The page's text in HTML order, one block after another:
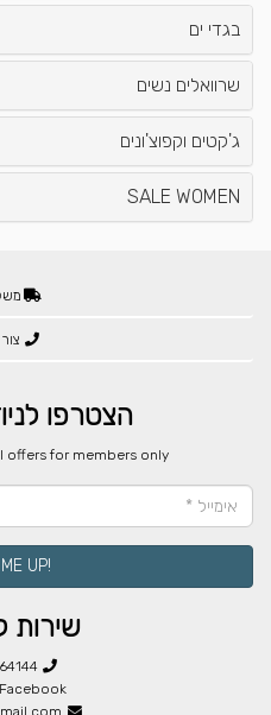
בגדי ים
שרוואלים נשים
ג'קטים וקפוצ'ונים
SALE WOMEN
הצטרפו
offers for members only
!SIGN ME UP
שירות